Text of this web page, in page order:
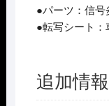
●パーツ：信
●転写シート：
追加情報